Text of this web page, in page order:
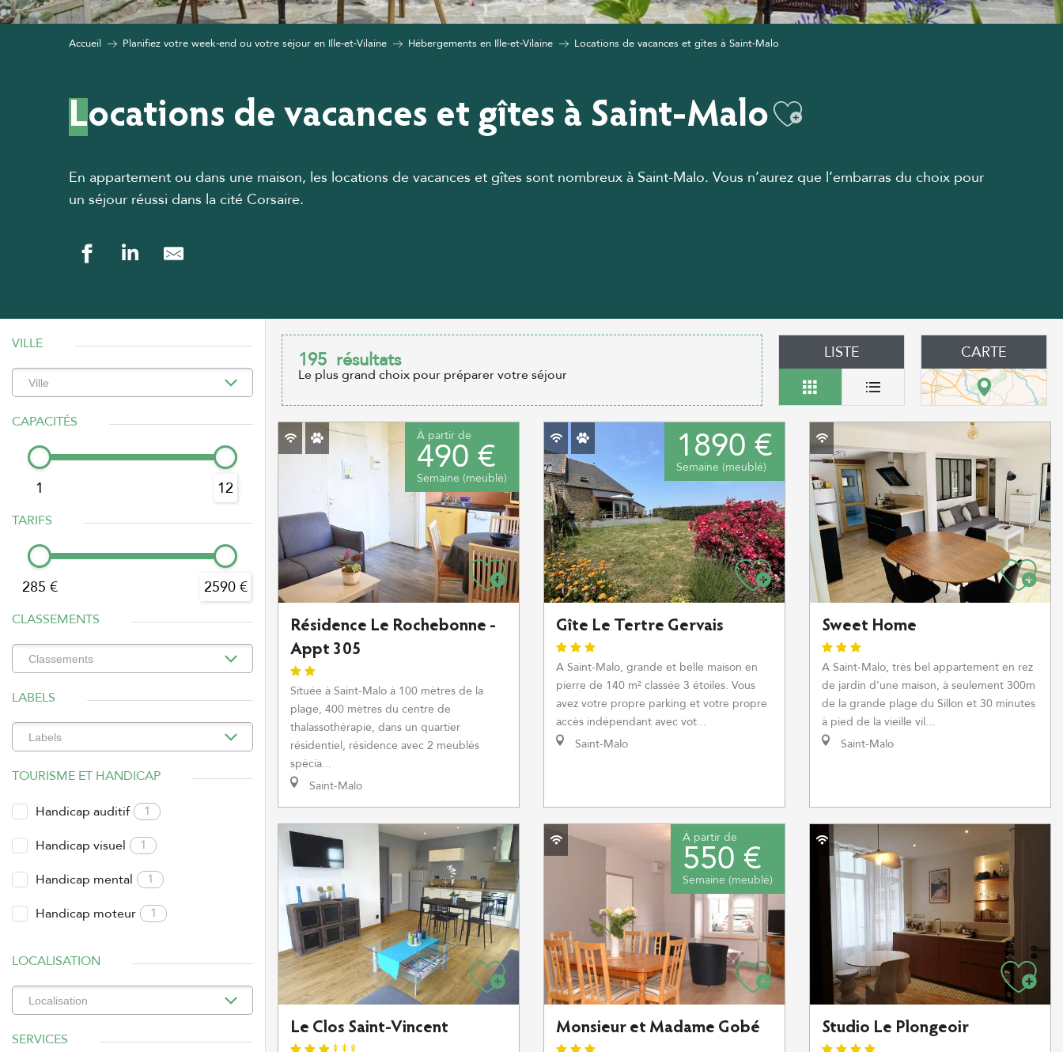
Accueil Planifiez votre week-end ou votre séjour en Ille-et-Vilaine Hébergements en Ille-et-Vilaine Locations de vacances et gîtes à Saint-Malo
Locations de vacances et gîtes à Saint-MaloAjouter aux
En appartement ou dans une maison, les locations de vacances et gîtes sont nombreux à Saint-Malo. Vous n’aurez que l’embarras du choix pour
un séjour réussi dans la cité Corsaire.
VILLE
CAPACITÉS
1 12
TARIFS
285 € 2590 €
CLASSEMENTS
LABELS
TOURISME ET HANDICAP
Handicap auditif 1
Handicap visuel 1
Handicap mental 1
Handicap moteur 1
LOCALISATION
SERVICES
195 résultats
Le plus grand choix pour préparer votre séjour
LISTE CARTE
À partir de
490 €
Semaine (meublé)
Résidence Le Rochebonne -
Appt 305
Située à Saint-Malo à 100 mètres de la
plage, 400 mètres du centre de
thalassothérapie, dans un quartier
résidentiel, résidence avec 2 meublés
spécia...
Saint-Malo
1890 €
Semaine (meublé)
Gîte Le Tertre Gervais
A Saint-Malo, grande et belle maison en
pierre de 140 m² classée 3 étoiles. Vous
avez votre propre parking et votre propre
accès indépendant avec vot...
Saint-Malo
Sweet Home
A Saint-Malo, très bel appartement en rez
de jardin d’une maison, à seulement 300m
de la grande plage du Sillon et 30 minutes
à pied de la vieille vil...
Saint-Malo
Le Clos Saint-Vincent
À partir de
550 €
Semaine (meublé)
Monsieur et Madame Gobé Studio Le Plongeoir